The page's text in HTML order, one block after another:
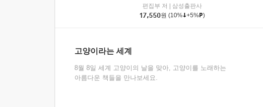
편집부 저
삼성출판사
17,550원 (10% +5% )
고양이라는 세계
8월 8일 세계 고양이의 날을 맞아, 고양이를 노래하는
아름다운 책들을 만나보세요.